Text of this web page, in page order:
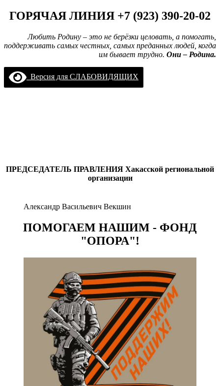
ГОРЯЧАЯ ЛИНИЯ +7 (923) 390-20-02
Любить Родину – это не берёзки целовать, а помогать,
поддерживать самых честных, самых преданных людей, когда
им бывает трудно. Они – Родина.
Версия для СЛАБОВИДЯЩИХ
ПРЕДСЕДАТЕЛЬ ПРАВЛЕНИЯ Хакасской региональной
организации
Александр Васильевич Векшин
ПОМОГАЕМ НАШИМ - ФОНД
"ОПОРА"!